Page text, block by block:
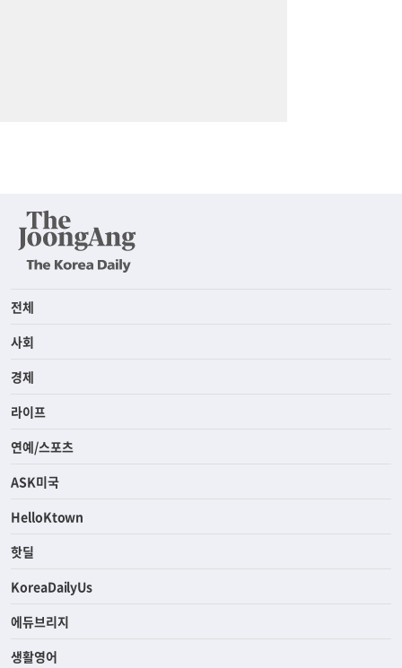
전체
사회
경제
라이프
연예/스포츠
ASK미국
HelloKtown
핫딜
KoreaDailyUs
에듀브리지
생활영어